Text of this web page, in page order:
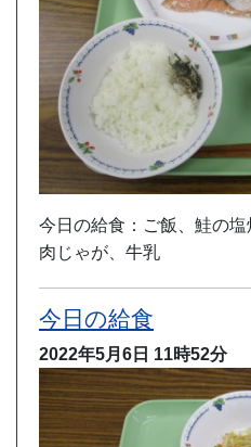
今日の給食：ご飯、鮭の塩
肉じゃが、牛乳
今日の給食
2022年5月6日 11時52分